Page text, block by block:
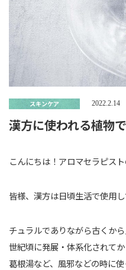
スキンケア 2022.2.14
漢方に使われる植物
こんにちは！アロマセラピスト
皆様、漢方は日頃生活で使用
チュラルでありながら古くか
世紀頃に発展・体系化されてか
葛根湯など、風邪などの時に